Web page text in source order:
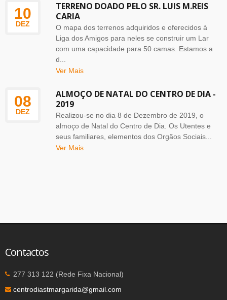
10
DEZ
TERRENO DOADO PELO SR. LUIS M.REIS
CARIA
O mapa dos terrenos adquiridos e oferecidos à
Liga dos Amigos para neles se construir um Lar
com uma capacidade para 50 camas. Estamos a
d...
Ver Mais
08
DEZ
ALMOÇO DE NATAL DO CENTRO DE DIA -
2019
Realizou-se no dia 8 de Dezembro de 2019, o
almoço de Natal do Centro de Dia. Os Utentes e
seus familiares, elementos dos Orgãos Sociais...
Ver Mais
Contactos
277 313 122 (Rede Fixa Nacional)
centrodiastmargarida@gmail.com